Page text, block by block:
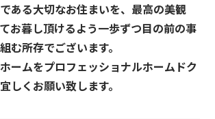
ある大切なお住まいを、最高の美観
お暮し頂けるよう一歩ずつ目の前の事
む所存でございます。
ームをプロフェッショナルホームドク
宜しくお願い致します。